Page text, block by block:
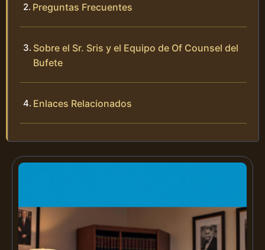
Preguntas Frecuentes
Sobre el Sr. Sris y el Equipo de Of Counsel del
Bufete
Enlaces Relacionados